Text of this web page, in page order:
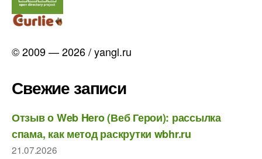
© 2009 — 2026 / yangl.ru
Свежие записи
Отзыв о Web Hero (Веб Герои): рассылка
спама, как метод раскрутки wbhr.ru
21.07.2026